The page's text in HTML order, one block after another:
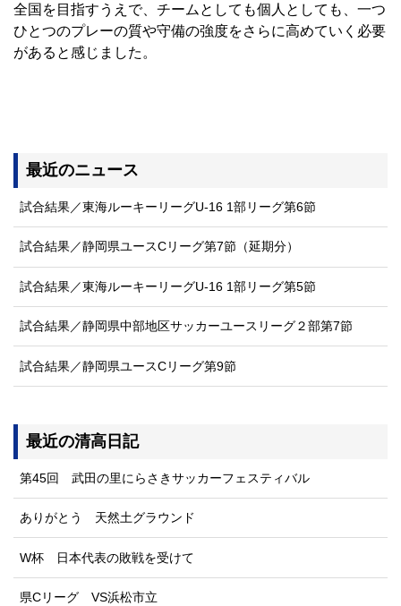
全国を目指すうえで、チームとしても個人としても、一つ
ひとつのプレーの質や守備の強度をさらに高めていく必要
があると感じました。
最近のニュース
試合結果／東海ルーキーリーグU-16 1部リーグ第6節
試合結果／静岡県ユースCリーグ第7節（延期分）
試合結果／東海ルーキーリーグU-16 1部リーグ第5節
試合結果／静岡県中部地区サッカーユースリーグ２部第7節
試合結果／静岡県ユースCリーグ第9節
最近の清高日記
第45回 武田の里にらさきサッカーフェスティバル
ありがとう 天然土グラウンド
W杯 日本代表の敗戦を受けて
県Cリーグ VS浜松市立